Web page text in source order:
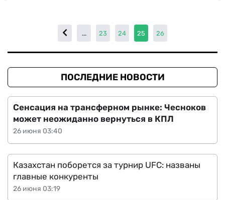
... 23 24 25 26
ПОСЛЕДНИЕ НОВОСТИ
26 июня 03:40
Сенсация на трансферном рынке: Чесноков
может неожиданно вернуться в КПЛ
26 июня 03:19
Казахстан поборется за турнир UFC: названы
главные конкуренты